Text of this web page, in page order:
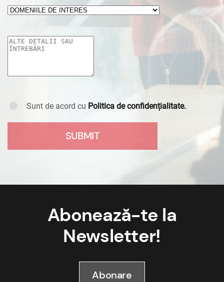
Sunt de acord cu Politica de confidențialitate.
Abonează-te la
Newsletter!
Abonare